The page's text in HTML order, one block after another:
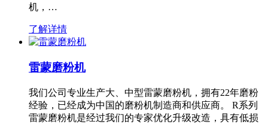
机，…
了解详情
雷蒙磨粉机
我们公司专业生产大、中型雷蒙磨粉机，拥有22年磨粉
经验，已经成为中国的磨粉机制造商和供应商。 R系列
雷蒙磨粉机是经过我们的专家优化升级改造，具有低损